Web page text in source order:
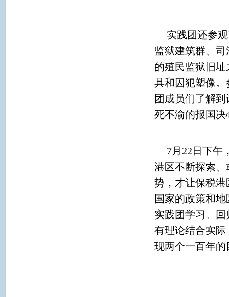
实践团还参
监狱建筑群、
的殖民监狱旧
具和囚犯塑像
团成员们了解
死不渝的报国决
7月22日下午
港区不断探索
势，才让保税
国家的政策和
实践团学习。
有理论结合实
现两个一百年